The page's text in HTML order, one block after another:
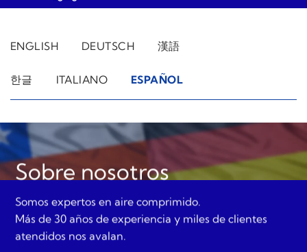
ENGLISH DEUTSCH 漢語
한글 ITALIANO ESPAÑOL
Sobre nosotros
Somos expertos en aire comprimido.
Más de 30 años de experiencia y miles de clientes
atendidos nos avalan.